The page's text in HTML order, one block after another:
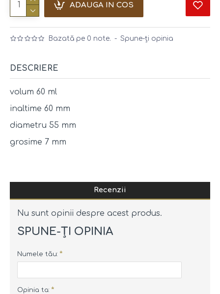
Bazată pe 0 note. - Spune-ţi opinia
ADAUGA IN COS
DESCRIERE
volum 60 ml
inaltime 60 mm
diametru 55 mm
grosime 7 mm
Recenzii
Nu sunt opinii despre acest produs.
SPUNE-ŢI OPINIA
Numele tău:
Opinia ta: